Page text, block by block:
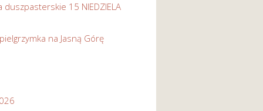
duszpasterskie 15 NIEDZIELA
na Jasną Górę